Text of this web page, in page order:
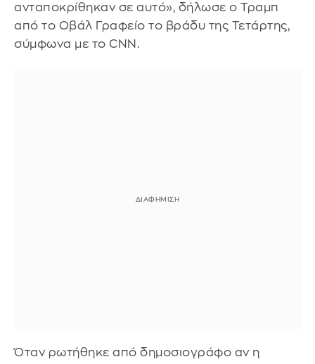
ανταποκρίθηκαν σε αυτό», δήλωσε ο Τραμπ
από το Οβάλ Γραφείο το βράδυ της Τετάρτης,
σύμφωνα με το CNN.
Όταν ρωτήθηκε από δημοσιογράφο αν η